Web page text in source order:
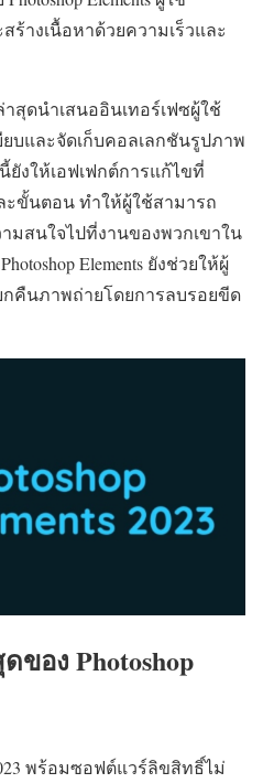
ร้างเนื้อหาด้วยความเร็วและ
ล่าสุดนำเสนออินเทอร์เฟซผู้ใช้
บและจัดเก็บคอลเลกชันรูปภาพ
งให้เอฟเฟกต์การแก้ไขที่
ขั้นตอน ทำให้ผู้ใช้สามารถ
มสนใจไปที่งานของพวกเขาใน
Photoshop Elements ยังช่วยให้ผู้
คืนภาพถ่ายโดยการลบรอยขีด
ของ Photoshop
พร้อมซอฟต์แวร์ลิขสิทธิ์ไม่